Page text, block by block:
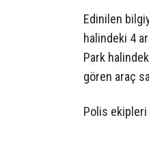
Edinilen
halindeki 4
Park
gören araç
Polis ekipleri